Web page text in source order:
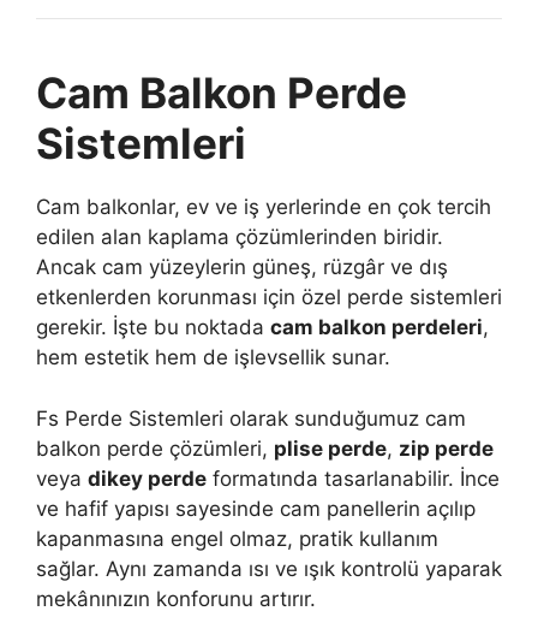
Cam Balkon Perde
Sistemleri
Cam balkonlar, ev ve iş yerlerinde en çok tercih
edilen alan kaplama çözümlerinden biridir.
Ancak cam yüzeylerin güneş, rüzgâr ve dış
etkenlerden korunması için özel perde sistemleri
gerekir. İşte bu noktada cam balkon perdeleri,
hem estetik hem de işlevsellik sunar.
Fs Perde Sistemleri olarak sunduğumuz cam
balkon perde çözümleri, plise perde, zip perde
veya dikey perde formatında tasarlanabilir. İnce
ve hafif yapısı sayesinde cam panellerin açılıp
kapanmasına engel olmaz, pratik kullanım
sağlar. Aynı zamanda ısı ve ışık kontrolü yaparak
mekânınızın konforunu artırır.